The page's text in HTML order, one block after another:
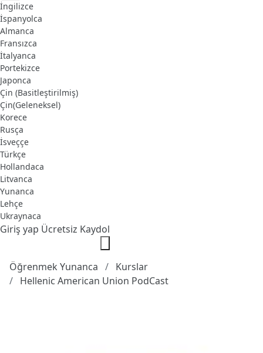
İngilizce
İspanyolca
Almanca
Fransızca
İtalyanca
Portekizce
Japonca
Çin (Basitleştirilmiş)
Çin(Geleneksel)
Korece
Rusça
İsveççe
Türkçe
Hollandaca
Litvanca
Yunanca
Lehçe
Ukraynaca
Giriş yap Ücretsiz Kaydol
Öğrenmek Yunanca
Kurslar
Hellenic American Union PodCast